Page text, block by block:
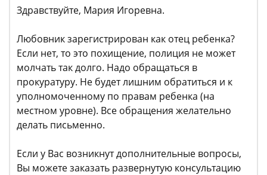
Здравствуйте, Мария Игоревна.
Любовник зарегистрирован как отец ребенка?
Если нет, то это похищение, полиция не может
молчать так долго. Надо обращаться в
прокуратуру. Не будет лишним обратиться и к
уполномоченному по правам ребенка (на
местном уровне). Все обращения желательно
делать письменно.
Если у Вас возникнут дополнительные вопросы,
Вы можете заказать развернутую консультацию